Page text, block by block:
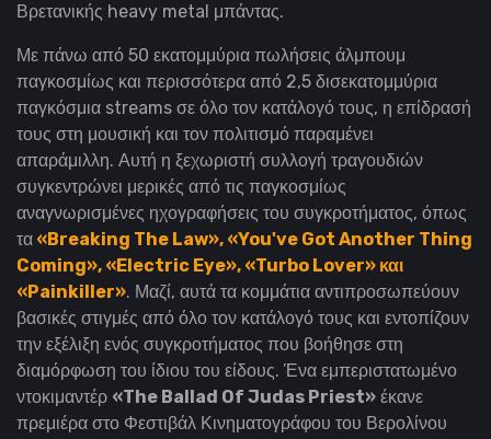
Βρετανικής heavy metal μπάντας.
Με πάνω από 50 εκατομμύρια πωλήσεις άλμπουμ
παγκοσμίως και περισσότερα από 2,5 δισεκατομμύρια
παγκόσμια streams σε όλο τον κατάλογό τους, η επίδρασή
τους στη μουσική και τον πολιτισμό παραμένει
απαράμιλλη. Αυτή η ξεχωριστή συλλογή τραγουδιών
συγκεντρώνει μερικές από τις παγκοσμίως
αναγνωρισμένες ηχογραφήσεις του συγκροτήματος, όπως
τα «Breaking The Law», «You've Got Another Thing
Coming», «Electric Eye», «Turbo Lover» και
«Painkiller». Μαζί, αυτά τα κομμάτια αντιπροσωπεύουν
βασικές στιγμές από όλο τον κατάλογό τους και εντοπίζουν
την εξέλιξη ενός συγκροτήματος που βοήθησε στη
διαμόρφωση του ίδιου του είδους. Ένα εμπεριστατωμένο
ντοκιμαντέρ «The Ballad Of Judas Priest» έκανε
πρεμιέρα στο Φεστιβάλ Κινηματογράφου του Βερολίνου